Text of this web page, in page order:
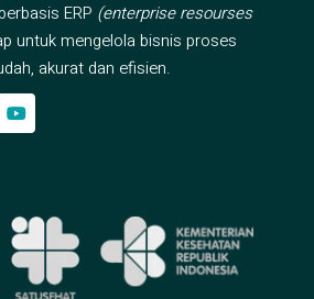
ERP (enterprise resourses
untuk mengelola bisnis proses
akurat dan efisien.